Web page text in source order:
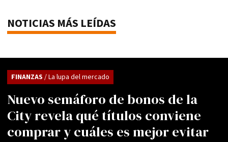
NOTICIAS MÁS LEÍDAS
Nuevo semáforo de bonos de la
City revela qué títulos conviene
comprar y cuáles es mejor evitar
FINANZAS / La lupa del mercado